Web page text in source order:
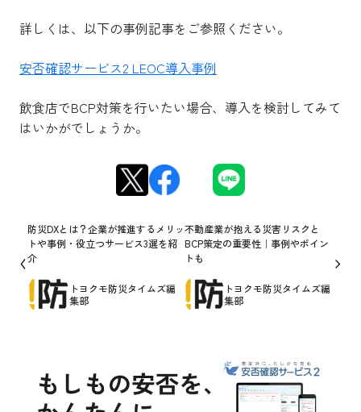
詳しくは、以下の事例記事をご参照ください。
安否確認サービス2 LEOC導入事例
飲食店でBCP対策を行いたい場合、導入を検討してみて
はいかがでしょうか。
防災DXとは？企業が推進するメリッ
トや事例・役立つサービス3選を紹
介
トヨクモ防災タイムズ編
集部
不動産業が抱える災害リスクと
BCP策定の重要性｜事例やポイン
トも
トヨクモ防災タイムズ編
集部